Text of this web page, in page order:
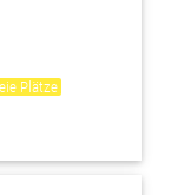
Plätze